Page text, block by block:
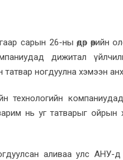
сарын 26-ны өдөр өөрийн
дижитал
ногдуулна хэмээн
нь уг татварыг
аливаа улс АНУ-